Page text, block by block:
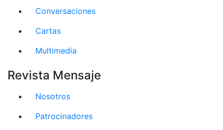
Conversaciones
Cartas
Multimedia
Revista Mensaje
Nosotros
Patrocinadores